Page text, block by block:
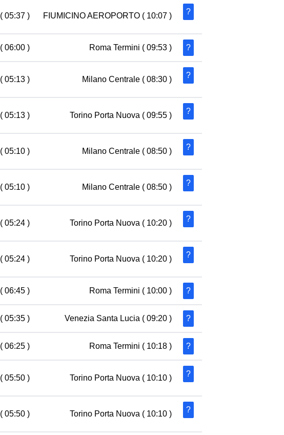
( 05:37 ) FIUMICINO AEROPORTO ( 10:07 ) ?
( 06:00 ) Roma Termini ( 09:53 ) ?
( 05:13 ) Milano Centrale ( 08:30 ) ?
( 05:13 ) Torino Porta Nuova ( 09:55 ) ?
( 05:10 ) Milano Centrale ( 08:50 ) ?
( 05:10 ) Milano Centrale ( 08:50 ) ?
( 05:24 ) Torino Porta Nuova ( 10:20 ) ?
( 05:24 ) Torino Porta Nuova ( 10:20 ) ?
( 06:45 ) Roma Termini ( 10:00 ) ?
( 05:35 ) Venezia Santa Lucia ( 09:20 ) ?
( 06:25 ) Roma Termini ( 10:18 ) ?
( 05:50 ) Torino Porta Nuova ( 10:10 ) ?
( 05:50 ) Torino Porta Nuova ( 10:10 ) ?